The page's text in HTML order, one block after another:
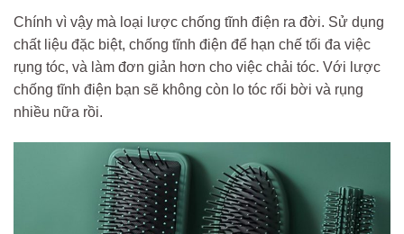
Chính vì vậy mà loại lược chống tĩnh điện ra đời. Sử dụng
chất liệu đặc biệt, chống tĩnh điện để hạn chế tối đa việc
rụng tóc, và làm đơn giản hơn cho việc chải tóc. Với lược
chống tĩnh điện bạn sẽ không còn lo tóc rối bời và rụng
nhiều nữa rồi.